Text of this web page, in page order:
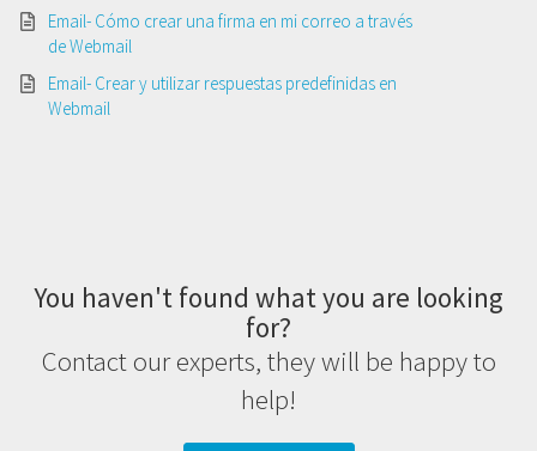
Email- Cómo crear una firma en mi correo a través
de Webmail
Email- Crear y utilizar respuestas predefinidas en
Webmail
You haven't found what you are looking
for?
Contact our experts, they will be happy to
help!